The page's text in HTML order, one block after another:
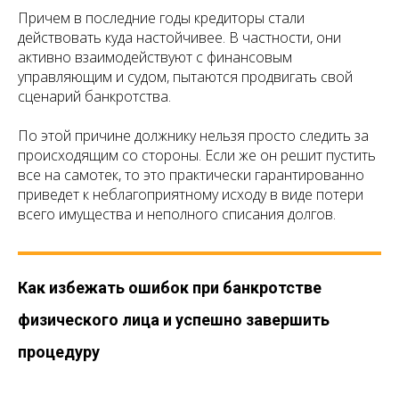
Причем в последние годы кредиторы стали
действовать куда настойчивее. В частности, они
активно взаимодействуют с финансовым
управляющим и судом, пытаются продвигать свой
сценарий банкротства.
По этой причине должнику нельзя просто следить за
происходящим со стороны. Если же он решит пустить
все на самотек, то это практически гарантированно
приведет к неблагоприятному исходу в виде потери
всего имущества и неполного списания долгов.
Как избежать ошибок при банкротстве
физического лица и успешно завершить
процедуру